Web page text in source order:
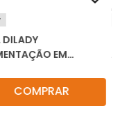
DILADY
EM
COMPRAR